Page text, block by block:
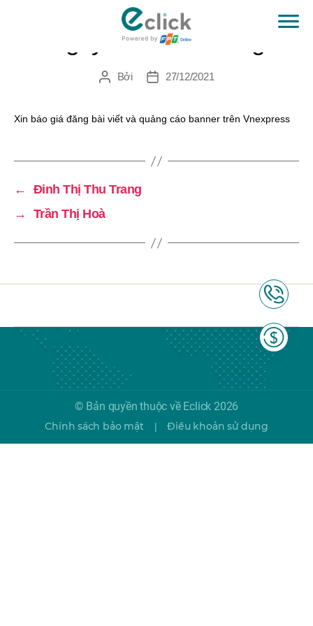
Nguyễn Mai Phương
TácBởi
Ngày27/12/2021
Xin báo giá đăng bài viết và quảng cáo banner trên Vnexpress
←
Đinh Thị Thu Trang
→
Trần Thị Hoà
© Bản quyền thuộc về Eclick 2026
Chính sách bảo mật | Điều khoản sử dụng